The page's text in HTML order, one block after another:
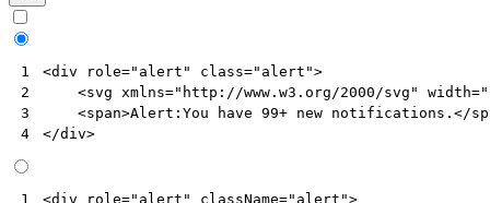
1
2
3
4
<div role="alert" class="alert">
<svg xmlns="http://www.w3.org/2000/svg" width=
<span>Alert:You have 99+ new notifications. </
</div>
1 <div role="alert" className="alert">